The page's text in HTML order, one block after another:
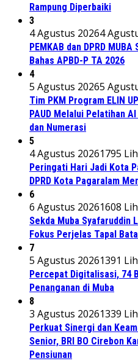
Rampung Diperbaiki
3
4 Agustus 20264
PEMKAB dan DPRD
Bahas APBD-P TA 2026
4
5 Agustus 20265
Tim PKM Program ELIN
PAUD Melalui Pelatihan
dan Numerasi
5
4 Agustus 20261795
Peringati Hari Jadi Kota
DPRD Kota Pagaralam
6
6 Agustus 20261608
Sekda Muba Syafaruddin
Fokus Perjelas Tapal
7
5 Agustus 20261391
Percepat Digitalisasi, 74
Penanganan di Muba
8
3 Agustus 20261339
Perkuat Sinergi dan
Senior, BRI BO Cirebon
Pensiunan